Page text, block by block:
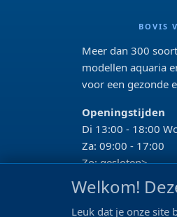
BOVIS
Meer dan 300
modellen aquaria
voor een gezonde
Openingstijden
Di 13:00 - 18:00
Za: 09:00 - 17:00
Zo: gesloten>
Welkom!
Leuk dat je onze site